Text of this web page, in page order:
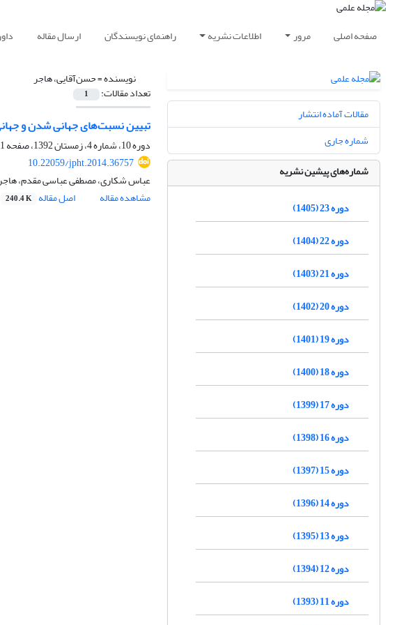
صفحه اصلی مرور اطلاعات نشریه راهنمای نویسندگان ارسال مقاله
نویسنده =حسن‌آقایی، هاجر
تعداد مقالات: 1
تبیین نسبت‌های جهانی شدن و
دوره 10، شماره 4، زمستان 1392، صفحه
10.22059/jpht.2014.36757
عباس شکاری، مصطفی عباسی مقدم،
مشاهده مقاله
اصل مقاله 240.4 K
مقالات آماده انتشار
شماره جاری
شماره‌های پیشین نشریه
دوره 23 (1405)
دوره 22 (1404)
دوره 21 (1403)
دوره 20 (1402)
دوره 19 (1401)
دوره 18 (1400)
دوره 17 (1399)
دوره 16 (1398)
دوره 15 (1397)
دوره 14 (1396)
دوره 13 (1395)
دوره 12 (1394)
دوره 11 (1393)